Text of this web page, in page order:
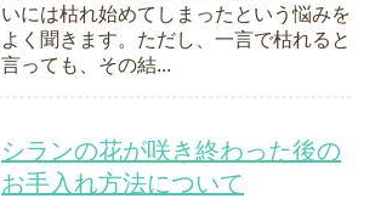
いには枯れ始めてしまったという悩みを
よく聞きます。ただし、一言で枯れると
言っても、その結...
シランの花が咲き終わった後の
お手入れ方法について